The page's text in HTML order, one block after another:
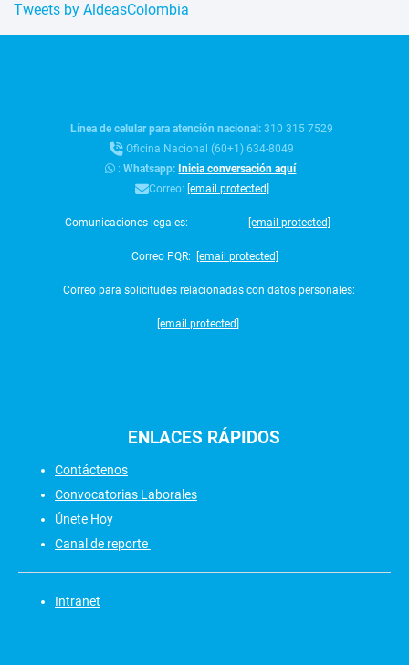
Tweets by AldeasColombia
Línea de celular para atención nacional:310 315 7529
Oficina Nacional (60+1) 634-8049
:Whatsapp: Inicia conversación aquí
Correo: [email protected]
Comunicaciones legales: [email protected]
Correo PQR: [email protected]
Correo para solicitudes relacionadas con datos personales:
[email protected]
ENLACES RÁPIDOS
Contáctenos
Convocatorias Laborales
Únete Hoy
Canal de reporte
Intranet